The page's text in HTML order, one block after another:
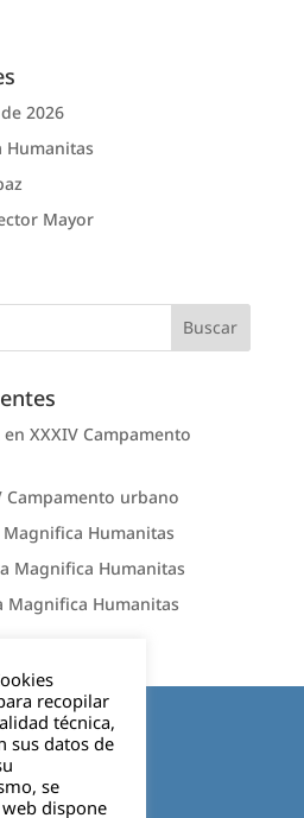
2026
Humanitas
Mayor
en XXXIV Campamento
Campamento urbano
Magnifica Humanitas
Magnifica Humanitas
Magnifica Humanitas
legal
de privacidad
recopilar
técnica,
sus datos de
se
dispone